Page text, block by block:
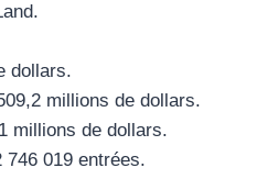
dollars.
millions de dollars.
millions de dollars.
746 019 entrées.